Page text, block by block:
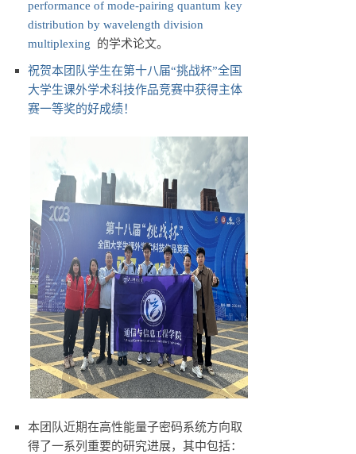
performance of mode-pairing quantum key
distribution by wavelength division
multiplexing 的学术论文。
祝贺本团队学生在第十八届“挑战杯”全国
大学生课外学术科技作品竞赛中获得主体
赛一等奖的好成绩！
本团队近期在高性能量子密码系统方向取
得了一系列重要的研究进展，其中包括：